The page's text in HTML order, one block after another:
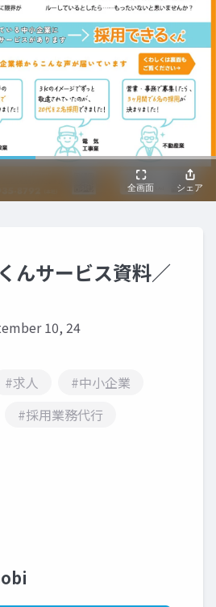
んサービス資料／
10, 24
#求人
#中小企業
#採用業務代行